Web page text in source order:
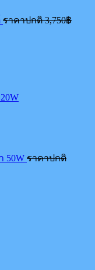
ราคาปกติ3,750฿
50W ราคาปกติ